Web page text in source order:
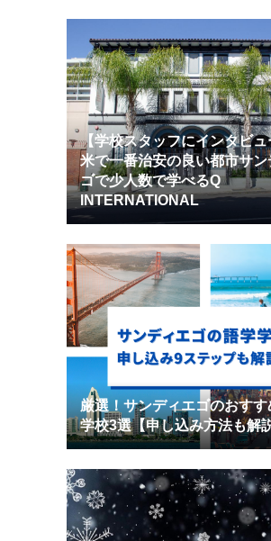
【学校スタッフにインタビュ
米で一番治安の良い都市サン
ゴで少人数で学べるQ
INTERNATIONAL
厳選！サンディエゴのおすす
学校3選【申し込み方法も解